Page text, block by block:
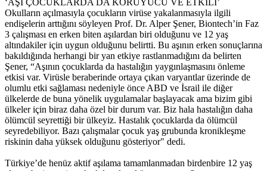
‘AŞI ÇOCUKLARDA DA KORUYUCU VE ETKİLİ’
Okulların açılmasıyla çocukların virüse yakalanmasıyla ilgili
endişelerin arttığını söyleyen Prof. Dr. Alper Şener, Biontech’in Faz
3 çalışması en erken biten aşılardan biri olduğunu ve 12 yaş
altındakiler için uygun olduğunu belirtti. Bu aşının erken sonuçlarına
bakıldığında herhangi bir yan etkiye rastlanmadığını da belirten
Şener, “Aşının çocuklarda da hastalığın yaygınlaşmasını önleme
etkisi var. Virüsle beraberinde ortaya çıkan varyantlar üzerinde de
olumlu etki sağlaması nedeniyle önce ABD ve İsrail ile diğer
ülkelerde de buna yönelik uygulamalar başlayacak ama bizim gibi
ülkeler için biraz daha özel bir durum var. Biz hala hastalığın daha
ölümcül seyrettiği bir ülkeyiz. Hastalık çocuklarda da ölümcül
seyredebiliyor. Bazı çalışmalar çocuk yaş grubunda kronikleşme
riskinin daha yüksek olduğunu gösteriyor" dedi.
Türkiye’de henüz aktif aşılama tamamlanmadan birdenbire 12 yaş